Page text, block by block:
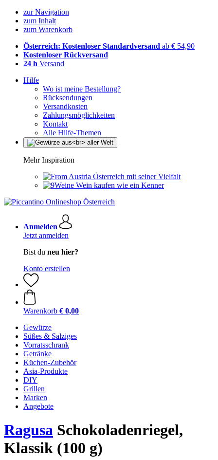
zur Navigation
zum Inhalt
zum Warenkorb
Österreich: Kostenloser Standardversand ab € 54,90
Kostenloser Rückversand
24 h Versand
Hilfe
Wo ist meine Bestellung?
Rücksendungen
Versandkosten
Zahlungsmöglichkeiten
Kontakt
Alle Hilfe-Themen
Mehr Inspiration
Österreich mit seiner Vielfalt
Wein kaufen wie ein Kenner
Anmelden
Jetzt anmelden
Bist du neu hier?
Konto erstellen
Warenkorb € 0,00
Gewürze
Süßes & Salziges
Vorratsschrank
Getränke
Küchen-Zubehör
Asia-Produkte
DIY
Grillen
Marken
Angebote
Ragusa Schokoladenriegel,
Klassik (100 g)